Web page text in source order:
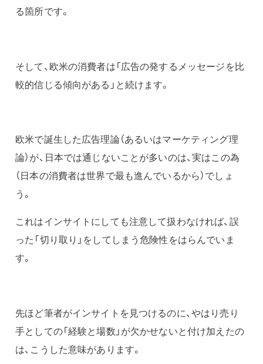
る箇所です。
そして、欧米の消費者は「広告の発するメッセージを比
較的信じる傾向がある」と続けます。
欧米で誕生した広告理論（あるいはマーケティング理
論）が、日本では通じないことが多いのは、実はこの為
（日本の消費者は世界で最も進んでいるから）でしょ
う。
これはインサイトにしても注意して扱わなければ、誤
った「切り取り」をしてしまう危険性をはらんでいま
す。
先ほど筆者がインサイトを見つけるのに、やはり売り
手としての「経験と場数」が欠かせないと付け加えたの
は、こうした意味があります。